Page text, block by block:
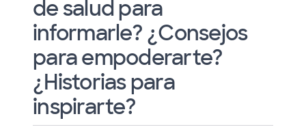
de salud para
informarle? ¿Consejos
para empoderarte?
¿Historias para
inspirarte?